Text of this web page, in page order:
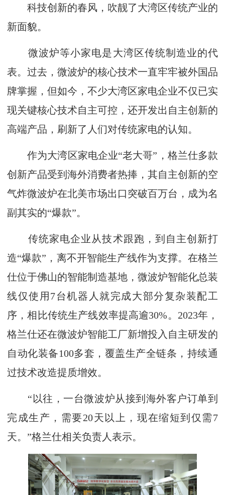
科技创新的春风，吹靓了大湾区传统产业的
新面貌。
微波炉等小家电是大湾区传统制造业的代
表。过去，微波炉的核心技术一直牢牢被外国品
牌掌握，但如今，不少大湾区家电企业不仅已实
现关键核心技术自主可控，还开发出自主创新的
高端产品，刷新了人们对传统家电的认知。
作为大湾区家电企业“老大哥”，格兰仕多款
创新产品受到海外消费者热捧，其自主创新的空
气炸微波炉在北美市场出口突破百万台，成为名
副其实的“爆款”。
传统家电企业从技术跟跑，到自主创新打
造“爆款”，离不开智能生产线作为支撑。在格兰
仕位于佛山的智能制造基地，微波炉智能化总装
线仅使用7台机器人就完成大部分复杂装配工
序，相比传统生产线效率提高逾30%。2023年，
格兰仕还在微波炉智能工厂新增投入自主研发的
自动化装备100多套，覆盖生产全链条，持续通
过技术改造提质增效。
“以往，一台微波炉从接到海外客户订单到
完成生产，需要20天以上，现在缩短到仅需7
天。”格兰仕相关负责人表示。